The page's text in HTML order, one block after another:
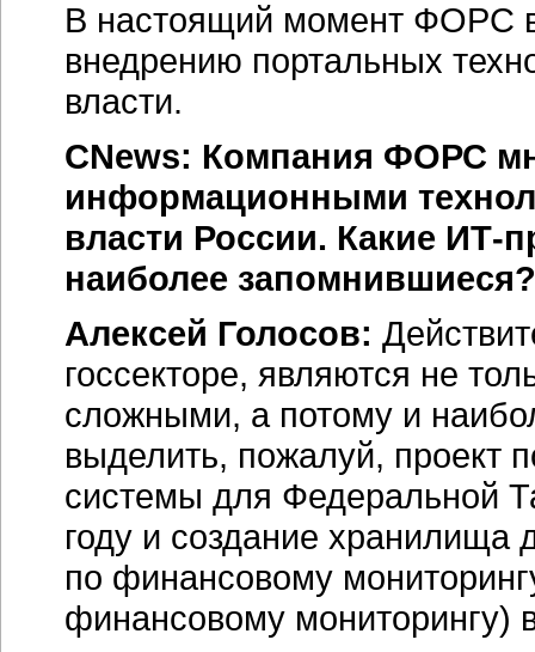
В настоящий момент ФОРС
внедрению портальных
власти.
CNews: Компания ФОРС
информационными
власти России. Какие ИТ-
наиболее запомнившиеся?
Алексей Голосов:
госсекторе, являются не
сложными, а потому и
выделить, пожалуй, проект
системы для Федеральной
году и создание
по финансовому
финансовому мониторингу)